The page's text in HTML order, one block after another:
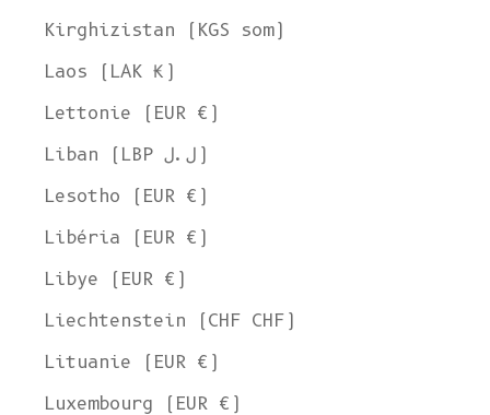
Kirghizistan (KGS som)
Laos (LAK ₭)
Lettonie (EUR €)
Liban (LBP ل.ل)
Lesotho (EUR €)
Libéria (EUR €)
Libye (EUR €)
Liechtenstein (CHF CHF)
Lituanie (EUR €)
Luxembourg (EUR €)